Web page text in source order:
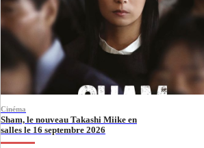
Cinéma
Sham, le nouveau Takashi Miike en
salles le 16 septembre 2026